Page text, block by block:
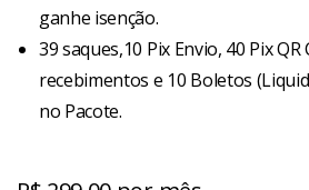
ganhe isenção.
39 saques,10 Pix Envio, 40 Pix
recebimentos e 10 Boletos
no Pacote.